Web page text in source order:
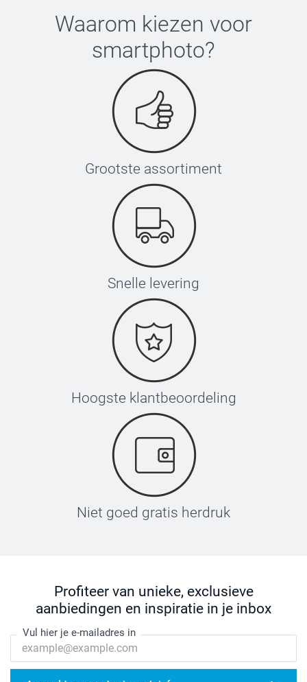
XS-S
52-54 cm
S-M
54-56 cm
M-L
56-58 cm
L-XL
58-60 cm
Waarom kiezen voor
smartphoto?
Grootste assortiment
Snelle levering
Hoogste klantbeoordeling
Niet goed gratis herdruk
Profiteer van unieke, exclusieve
aanbiedingen en inspiratie in je inbox
Vul hier je e-mailadres in